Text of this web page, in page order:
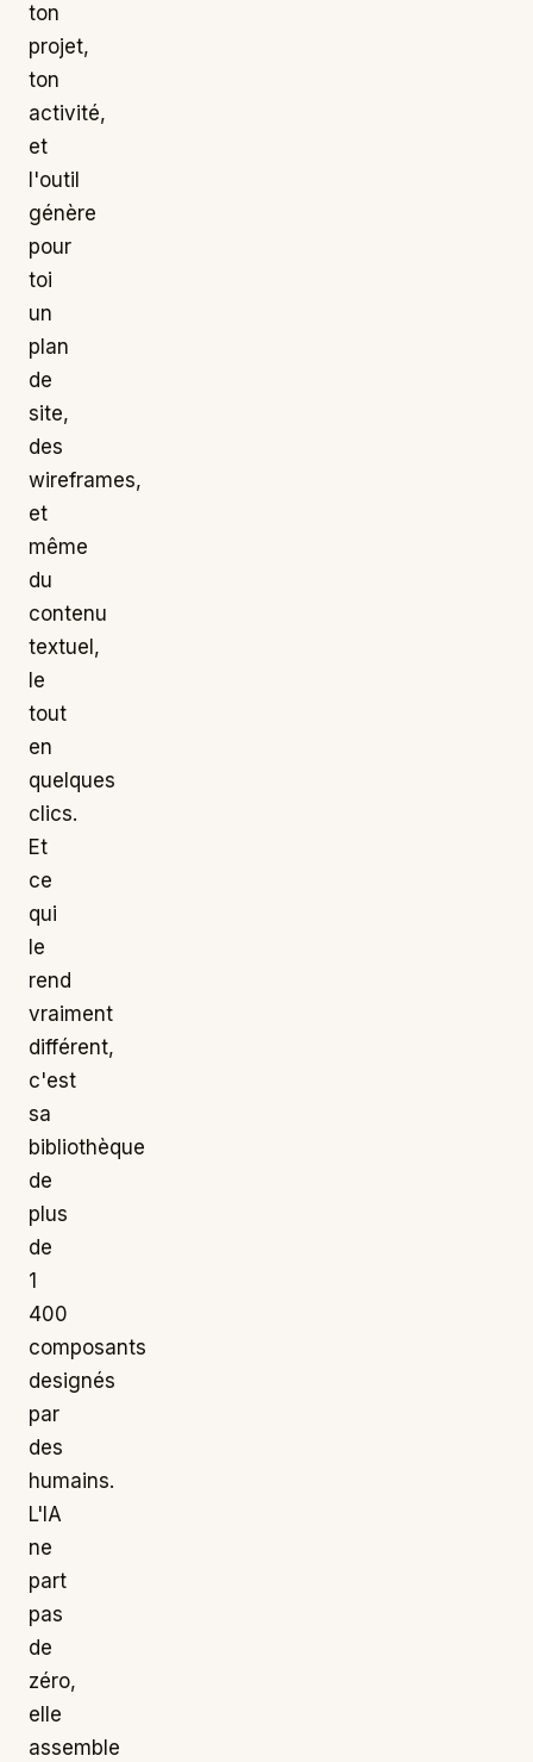
ton
projet,
ton
activité,
et
l'outil
génère
pour
toi
un
plan
de
site,
des
wireframes,
et
même
du
contenu
textuel,
le
tout
en
quelques
clics.
Et
ce
qui
le
rend
vraiment
différent,
c'est
sa
bibliothèque
de
plus
de
1
400
composants
designés
par
des
humains.
L'IA
ne
part
pas
de
zéro,
elle
assemble